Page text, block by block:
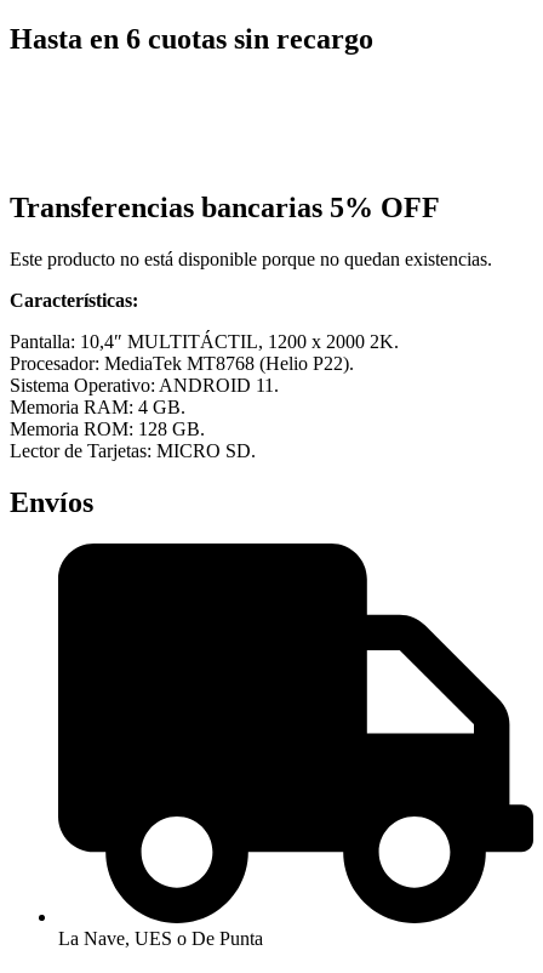
Hasta en 6 cuotas sin recargo
Transferencias bancarias 5% OFF
Este producto no está disponible porque no quedan existencias.
Características:
Pantalla: 10,4″ MULTITÁCTIL, 1200 x 2000 2K.
Procesador: MediaTek MT8768 (Helio P22).
Sistema Operativo: ANDROID 11.
Memoria RAM: 4 GB.
Memoria ROM: 128 GB.
Lector de Tarjetas: MICRO SD.
Envíos
La Nave, UES o De Punta